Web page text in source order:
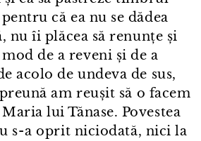
că ea nu se dădea
nu îi plăcea să renunțe și
de a reveni și de a
acolo de undeva de sus,
am reușit să o facem
lui Tănase. Povestea
s⁠-⁠a oprit niciodată, nici la